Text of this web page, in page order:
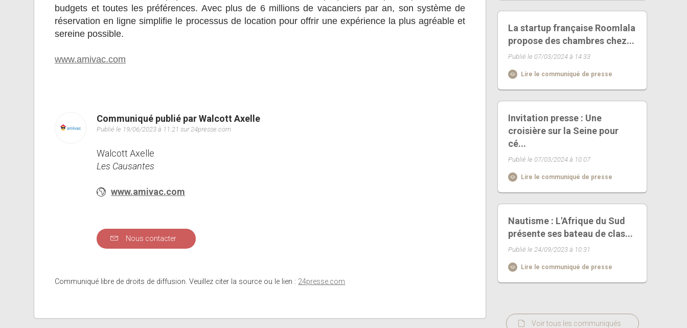
budgets et toutes les préférences. Avec plus de 6 millions de vacanciers par an, son système de
réservation en ligne simplifie le processus de location pour offrir une expérience la plus agréable et
sereine possible.
www.amivac.com
Communiqué publié par Walcott Axelle
Publié le 19/06/2023 à 11:21 sur 24presse.com
Walcott Axelle
Les Causantes
www.amivac.com
Nous contacter
Communiqué libre de droits de diffusion. Veuillez citer la source ou le lien : 24presse.com
La startup française Roomlala
propose des chambres chez...
Publié le 07/03/2024 à 14:33
Lire le communiqué de presse
Invitation presse : Une
croisière sur la Seine pour
cé...
Publié le 07/03/2024 à 10:07
Lire le communiqué de presse
Nautisme : L'Afrique du Sud
présente ses bateau de clas...
Publié le 24/09/2023 à 10:31
Lire le communiqué de presse
Voir tous les communiqués